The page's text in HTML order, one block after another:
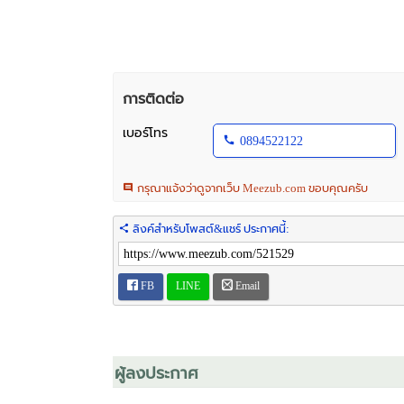
การติดต่อ
เบอร์โทร
0894522122
กรุณาแจ้งว่าดูจากเว็บ Meezub.com ขอบคุณครับ
ลิงค์สำหรับโพสต์&แชร์ ประกาศนี้:
FB LINE Email
ผู้ลงประกาศ